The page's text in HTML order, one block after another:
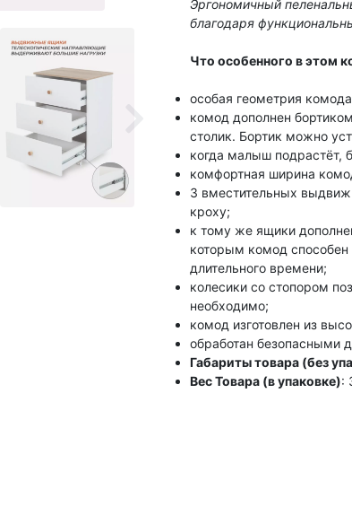
Эргономичный
благодаря
Что особенного в этом
особая геометрия
комод дополнен
столик. Бортик можно
когда малыш подрастёт,
комфортная ширина
3 вместительных
кроху;
к тому же ящики
которым комод
длительного времени;
колесики со стопором
необходимо;
комод изготовлен из
обработан безопасными
Габариты товара (без
Вес Товара (в упаковке):